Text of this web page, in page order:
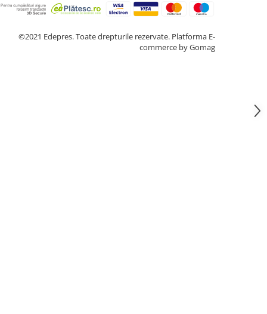
©2021 Edepres. Toate drepturile rezervate. Platforma E-
commerce by Gomag